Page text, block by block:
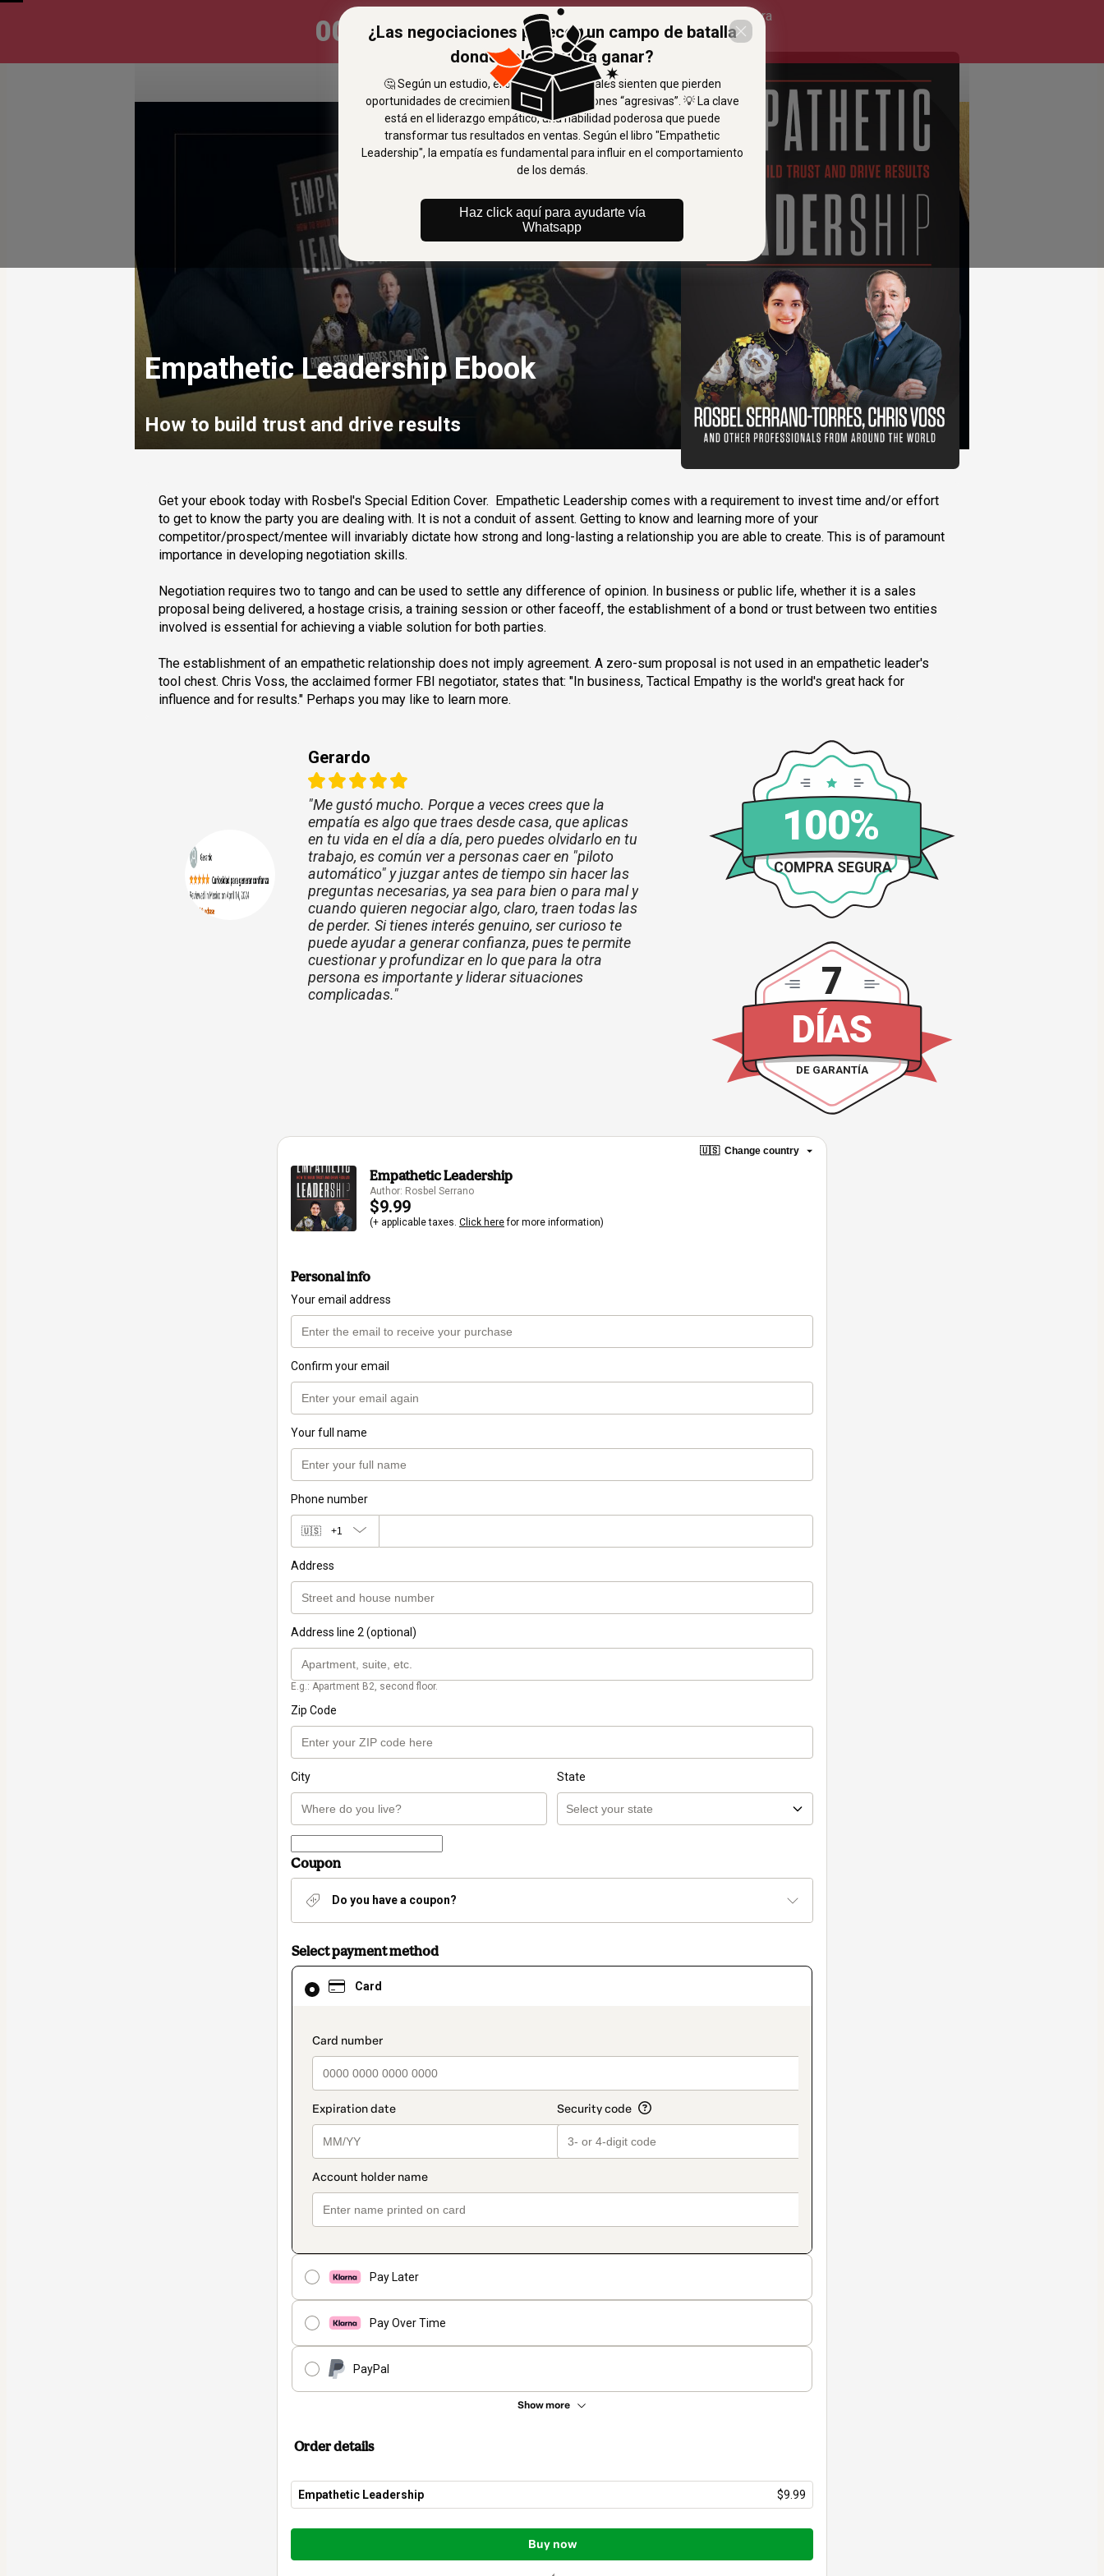
¿Las negociaciones parecen un campo de batalla
donde solo importa ganar?
🤔 Según un estudio, el 67% de profesionales sienten que pierden
oportunidades de crecimiento por negociaciones “agresivas”. 💡 La clave
está en el liderazgo empático, una habilidad poderosa que puede
transformar tus resultados en ventas. Según el libro "Empathetic
Leadership", la empatía es fundamental para influir en el comportamiento
de los demás.
Haz click aquí para ayudarte vía
Whatsapp
00 : 14 : 39
“La empatía táctica es el gran hack para
influir y tener resultados” - Chris Voss
¿Quieres saber más?
Empathetic Leadership Ebook
How to build trust and drive results
Get your ebook today with Rosbel's Special Edition Cover.  Empathetic Leadership comes with a requirement to invest time and/or effort
to get to know the party you are dealing with. It is not a conduit of assent. Getting to know and learning more of your
competitor/prospect/mentee will invariably dictate how strong and long-lasting a relationship you are able to create. This is of paramount
importance in developing negotiation skills.
Negotiation requires two to tango and can be used to settle any difference of opinion. In business or public life, whether it is a sales
proposal being delivered, a hostage crisis, a training session or other faceoff, the establishment of a bond or trust between two entities
involved is essential for achieving a viable solution for both parties.
The establishment of an empathetic relationship does not imply agreement. A zero-sum proposal is not used in an empathetic leader's
tool chest. Chris Voss, the acclaimed former FBI negotiator, states that: "In business, Tactical Empathy is the world's great hack for
influence and for results." Perhaps you may like to learn more.
Gerardo
"Me gustó mucho. Porque a veces crees que la
empatía es algo que traes desde casa, que aplicas
en tu vida en el día a día, pero puedes olvidarlo en tu
trabajo, es común ver a personas caer en "piloto
automático" y juzgar antes de tiempo sin hacer las
preguntas necesarias, ya sea para bien o para mal y
cuando quieren negociar algo, claro, traen todas las
de perder. Si tienes interés genuino, ser curioso te
puede ayudar a generar confianza, pues te permite
cuestionar y profundizar en lo que para la otra
persona es importante y liderar situaciones
complicadas."
100%
COMPRA SEGURA
DÍAS
DE GARANTÍA
7
🇺🇸 Change country
Empathetic Leadership
Author: Rosbel Serrano
$9.99
(+ applicable taxes. Click herefor more information)
Personal info
Your email address
Confirm your email
Your full name
Phone number
🇺🇸 +1
Address
Address line 2 (optional)
E.g.: Apartment B2, second floor.
Zip Code
City State
Coupon
Do you have a coupon?
Select payment method
Card
payment_data.section_title_v2
Pay Later
Pay Over Time
PayPal
Show more
Card
selected
method
Order details
Empathetic Leadership $9.99
Total
$9.99
Buy now